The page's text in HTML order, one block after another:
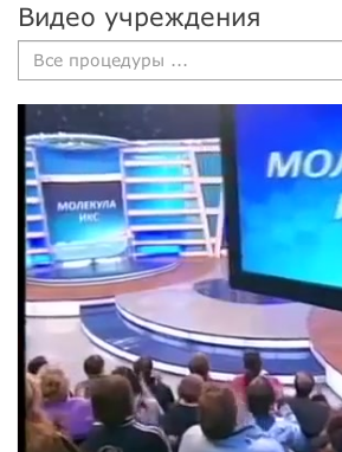
Видео учреждения
Все процедуры ...